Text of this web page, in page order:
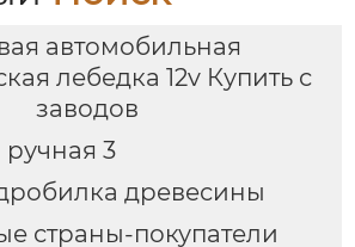
автомобильная
лебедка 12v Купить с
заводов
ручная 3
древесины
страны-покупатели